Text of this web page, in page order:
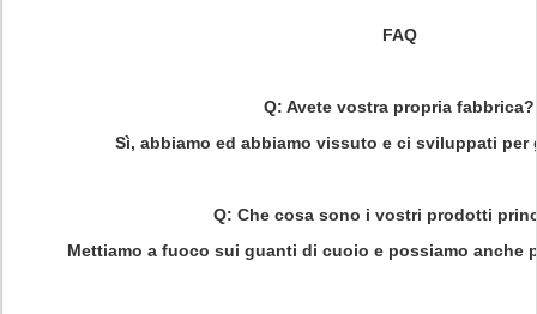
FAQ
Q: Avete vostra propria fabbrica?
Sì, abbiamo ed abbiamo vissuto e ci sviluppati per
Q: Che cosa sono i vostri prodotti
Mettiamo a fuoco sui guanti di cuoio e possiamo anche